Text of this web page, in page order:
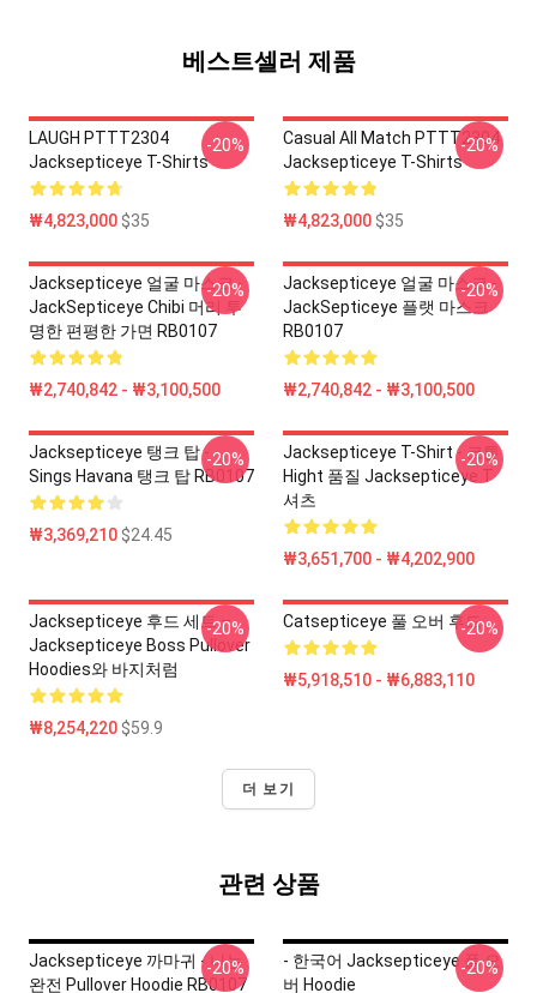
베스트셀러 제품
LAUGH PTTT2304
Jacksepticeye T-Shirts
₩4,823,000$35
-20%
Casual All Match PTTT2304
Jacksepticeye T-Shirts
₩4,823,000$35
-20%
Jacksepticeye 얼굴 마스크 -
JackSepticeye Chibi 머리 투
명한 편평한 가면 RB0107
₩2,740,842 - ₩3,100,500
-20%
Jacksepticeye 얼굴 마스크 -
JackSepticeye 플랫 마스크
RB0107
₩2,740,842 - ₩3,100,500
-20%
Jacksepticeye 탱크 탑 -
Sings Havana 탱크 탑 RB0107
₩3,369,210$24.45
-20%
Jacksepticeye T-Shirt - 코튼
Hight 품질 Jacksepticeye T
셔츠
₩3,651,700 - ₩4,202,900
-20%
Jacksepticeye 후드 세트 –
Jacksepticeye Boss Pullover
Hoodies와 바지처럼
₩8,254,220$59.9
-20% Catsepticeye 풀 오버 후드
₩5,918,510 - ₩6,883,110
-20%
더 보기
관련 상품
Jacksepticeye 까마귀 - 나는
완전 Pullover Hoodie RB0107
-20%
- 한국어 Jacksepticeye 풀 오
버 Hoodie
-20%